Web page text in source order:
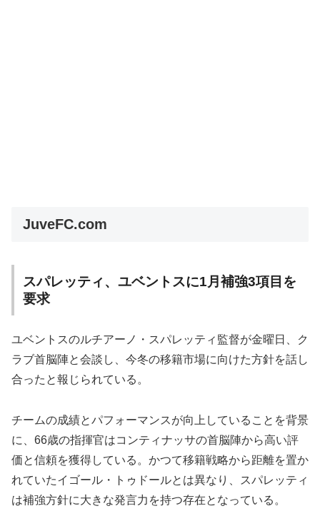
JuveFC.com
スパレッティ、ユベントスに1月補強3項目を
要求
ユベントスのルチアーノ・スパレッティ監督が金曜日、ク
ラブ首脳陣と会談し、今冬の移籍市場に向けた方針を話し
合ったと報じられている。
チームの成績とパフォーマンスが向上していることを背景
に、66歳の指揮官はコンティナッサの首脳陣から高い評
価と信頼を獲得している。かつて移籍戦略から距離を置か
れていたイゴール・トゥドールとは異なり、スパレッティ
は補強方針に大きな発言力を持つ存在となっている。